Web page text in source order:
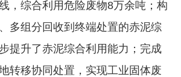
，综合利用危险废物8万余吨；构
多组分回收到终端处置的赤泥综
提升了赤泥综合利用能力；完成
转移协同处置，实现工业固体废